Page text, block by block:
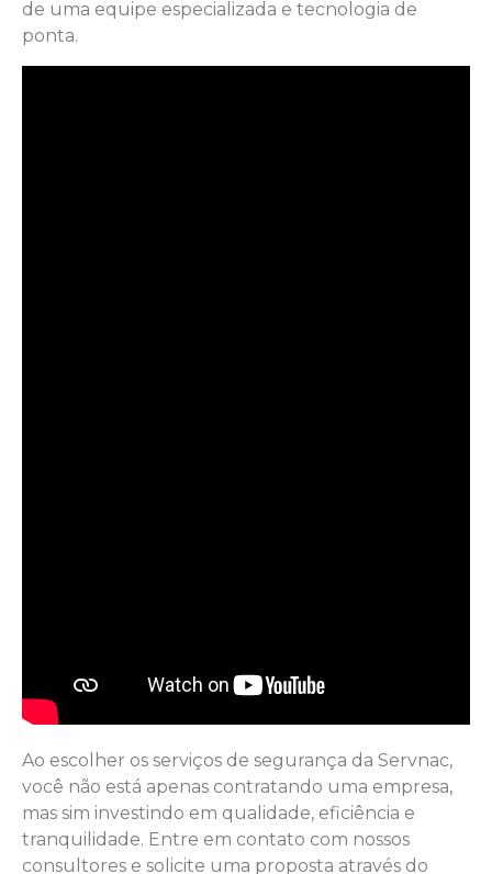
de uma equipe especializada e tecnologia de
ponta.
Ao escolher os serviços de segurança da Servnac,
você não está apenas contratando uma empresa,
mas sim investindo em qualidade, eficiência e
tranquilidade. Entre em contato com nossos
consultores e solicite uma proposta através do